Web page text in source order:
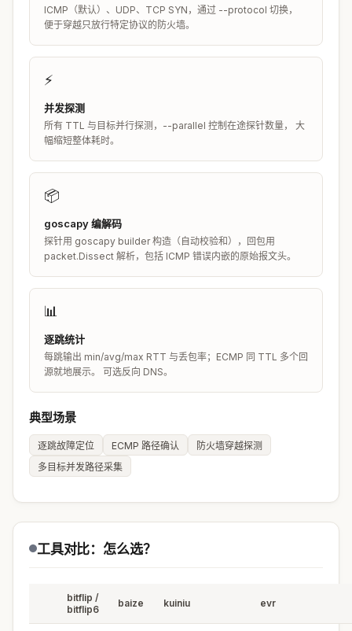
ICMP（默认）、UDP、TCP SYN，通过 --protocol 切换，
便于穿越只放行特定协议的防火墙。
⚡
并发探测
所有 TTL 与目标并行探测，--parallel 控制在途探针数量， 大
幅缩短整体耗时。
📦
goscapy 编解码
探针用 goscapy builder 构造（自动校验和），回包用
packet.Dissect 解析，包括 ICMP 错误内嵌的原始报文头。
📊
逐跳统计
每跳输出 min/avg/max RTT 与丢包率；ECMP 同 TTL 多个回
源就地展示。 可选反向 DNS。
典型场景
逐跳故障定位 ECMP 路径确认
防火墙穿越探测
多目标并发路径采集
工具对比：怎么选？
bitflip /
bitflip6
baize kuiniu evr